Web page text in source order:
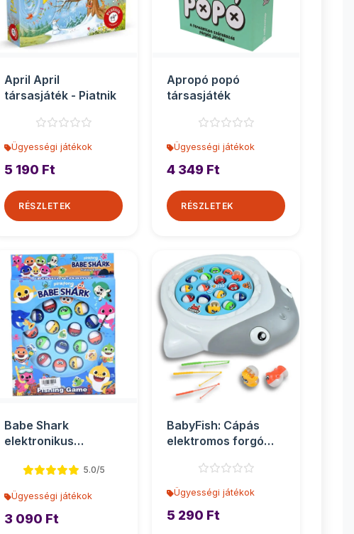
April April
társasjáték - Piatnik
Ügyességi játékok
5 190 Ft
RÉSZLETEK
Apropó popó
társasjáték
Ügyességi játékok
4 349 Ft
RÉSZLETEK
Babe Shark
elektronikus
5.0/5
Ügyességi játékok
3 090 Ft
BabyFish: Cápás
elektromos forgó
hanggal
Ügyességi játékok
5 290 Ft